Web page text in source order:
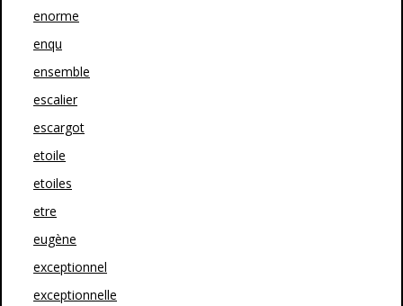
enorme
enqu
ensemble
escalier
escargot
etoile
etoiles
etre
eugène
exceptionnel
exceptionnelle